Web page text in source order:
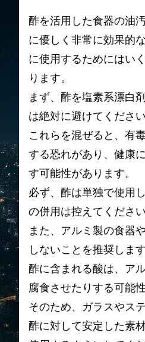
酢を活用した食器の油
に優しく非常に効果的
に使用するためにはい
ります。
まず、酢を塩素系漂白
は絶対に避けてください
これらを混ぜると、有
する恐れがあり、健康
す可能性があります。
必ず、酢は単独で使用
の併用は控えてください
また、アルミ製の食器
しないことを推奨します
酢に含まれる酸は、ア
腐食させたりする可能
そのため、ガラスやス
酢に対して安定した素